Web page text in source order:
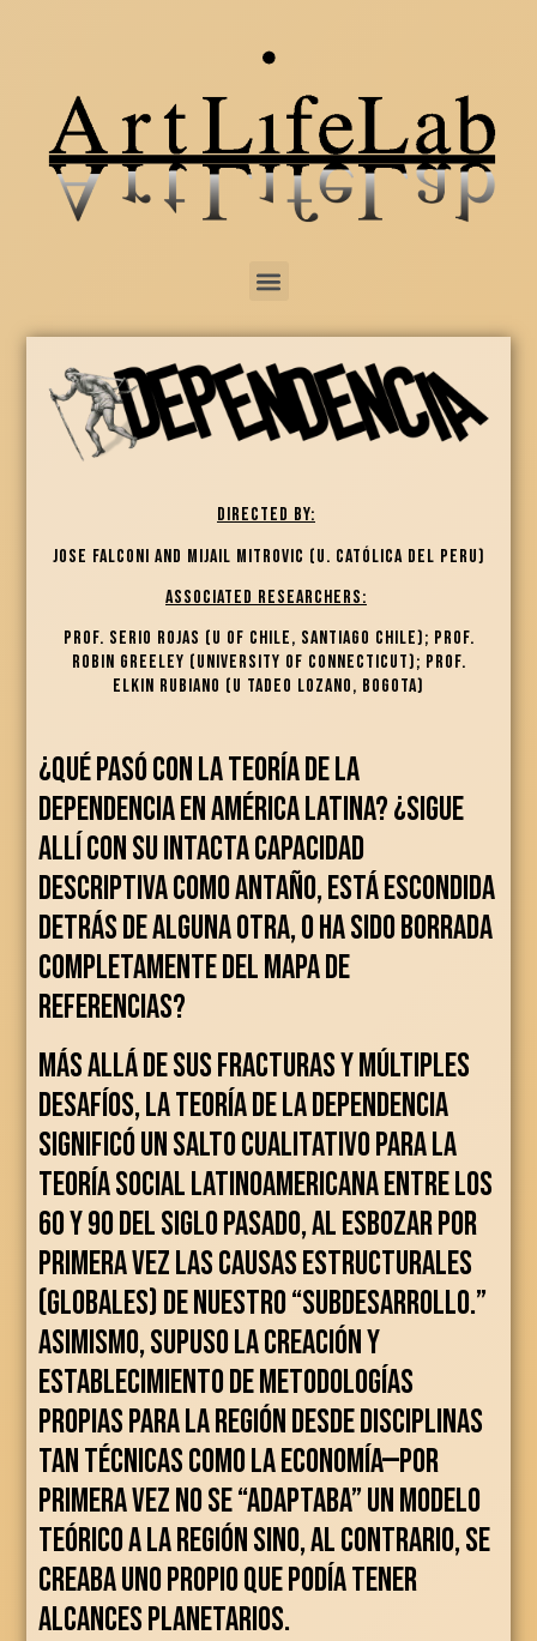
Directed by:
Jose Falconi and Mijail Mitrovic (U. Católica del Peru)
Associated Researchers:
Prof. Serio rojas (U of Chile, Santiago Chile); Prof.
Robin Greeley (University of Connecticut); prof.
Elkin Rubiano (U Tadeo Lozano, Bogota)
¿Qué pasó con la teoría de la
dependencia en América Latina? ¿Sigue
allí con su intacta capacidad
descriptiva como antaño, está escondida
detrás de alguna otra, o ha sido borrada
completamente del mapa de
referencias?
Más allá de sus fracturas y múltiples
desafíos, la teoría de la dependencia
significó un salto cualitativo para la
teoría social latinoamericana entre los
60 y 90 del siglo pasado, al esbozar por
primera vez las causas estructurales
(globales) de nuestro “subdesarrollo.”
Asimismo, supuso la creación y
establecimiento de metodologías
propias para la región desde disciplinas
tan técnicas como la economía—por
primera vez no se “adaptaba” un modelo
teórico a la región sino, al contrario, se
creaba uno propio que podía tener
alcances planetarios.